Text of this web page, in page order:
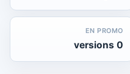
EN PROMO
0 versions